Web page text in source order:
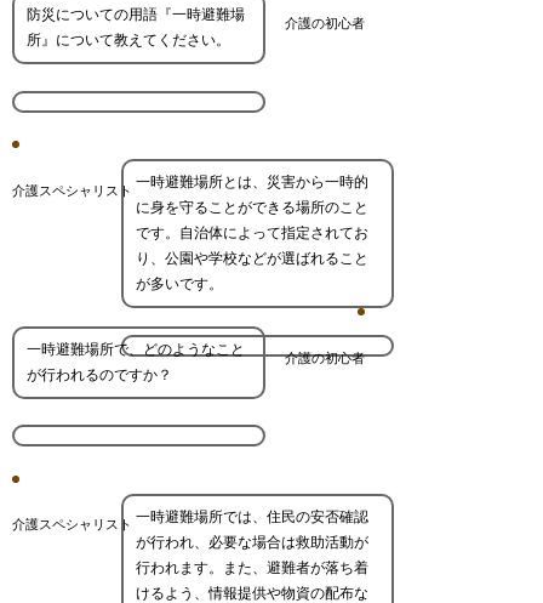
介護の初心者
防災についての用語『一時避難場
所』について教えてください。
介護スペシャリスト 一時避難場所とは、災害から一時的
に身を守ることができる場所のこと
です。自治体によって指定されてお
り、公園や学校などが選ばれること
が多いです。
介護の初心者
一時避難場所で、どのようなこと
が行われるのですか？
介護スペシャリスト 一時避難場所では、住民の安否確認
が行われ、必要な場合は救助活動が
行われます。また、避難者が落ち着
けるよう、情報提供や物資の配布な